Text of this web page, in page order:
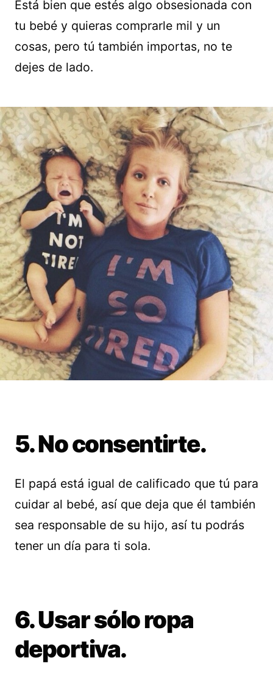
Está bien que estés algo obsesionada con
tu bebé y quieras comprarle mil y un
cosas, pero tú también importas, no te
dejes de lado.
5. No consentirte.
El papá está igual de calificado que tú para
cuidar al bebé, así que deja que él también
sea responsable de su hijo, así tu podrás
tener un día para ti sola.
6. Usar sólo ropa
deportiva.